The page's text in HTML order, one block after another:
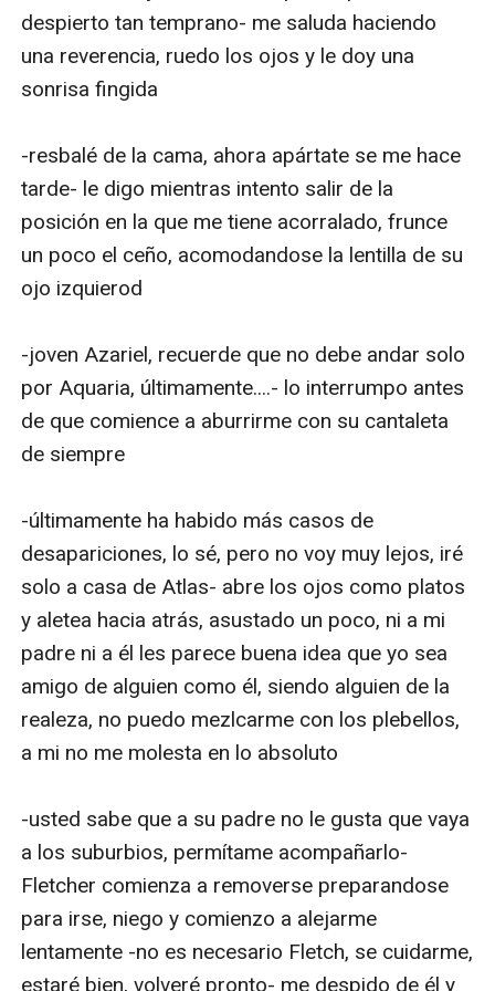
despierto tan temprano- me saluda haciendo
una reverencia, ruedo los ojos y le doy una
sonrisa fingida
-resbalé de la cama, ahora apártate se me hace
tarde- le digo mientras intento salir de la
posición en la que me tiene acorralado, frunce
un poco el ceño, acomodandose la lentilla de su
ojo izquierod
-joven Azariel, recuerde que no debe andar solo
por Aquaria, últimamente....- lo interrumpo antes
de que comience a aburrirme con su cantaleta
de siempre
-últimamente ha habido más casos de
desapariciones, lo sé, pero no voy muy lejos, iré
solo a casa de Atlas- abre los ojos como platos
y aletea hacia atrás, asustado un poco, ni a mi
padre ni a él les parece buena idea que yo sea
amigo de alguien como él, siendo alguien de la
realeza, no puedo mezlcarme con los plebellos,
a mi no me molesta en lo absoluto
-usted sabe que a su padre no le gusta que vaya
a los suburbios, permítame acompañarlo-
Fletcher comienza a removerse preparandose
para irse, niego y comienzo a alejarme
lentamente -no es necesario Fletch, se cuidarme,
estaré bien, volveré pronto- me despido de él y